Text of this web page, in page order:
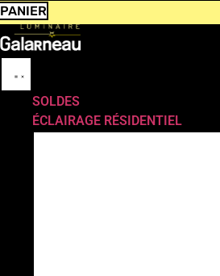
PANIER
SOLDES
ÉCLAIRAGE RÉSIDENTIEL